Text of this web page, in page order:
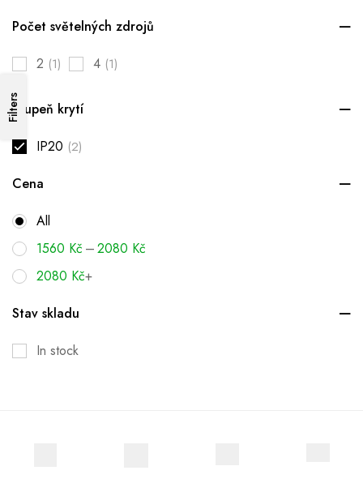
Počet světelných zdrojů
2 (1) 4 (1)
Stupeň krytí
IP20 (2)
Cena
All
1560 Kč –2080 Kč
2080 Kč+
Stav skladu
In stock
Filters